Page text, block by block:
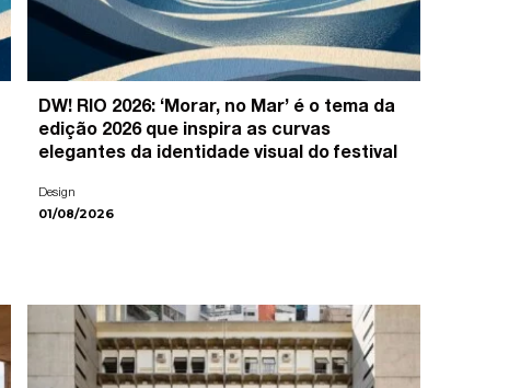
DW! RIO 2026: ‘Morar, no Mar’ é o tema da
edição 2026 que inspira as curvas
elegantes da identidade visual do festival
Design
01/08/2026